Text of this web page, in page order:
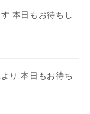
本日もお待ちし
り 本日もお待ち